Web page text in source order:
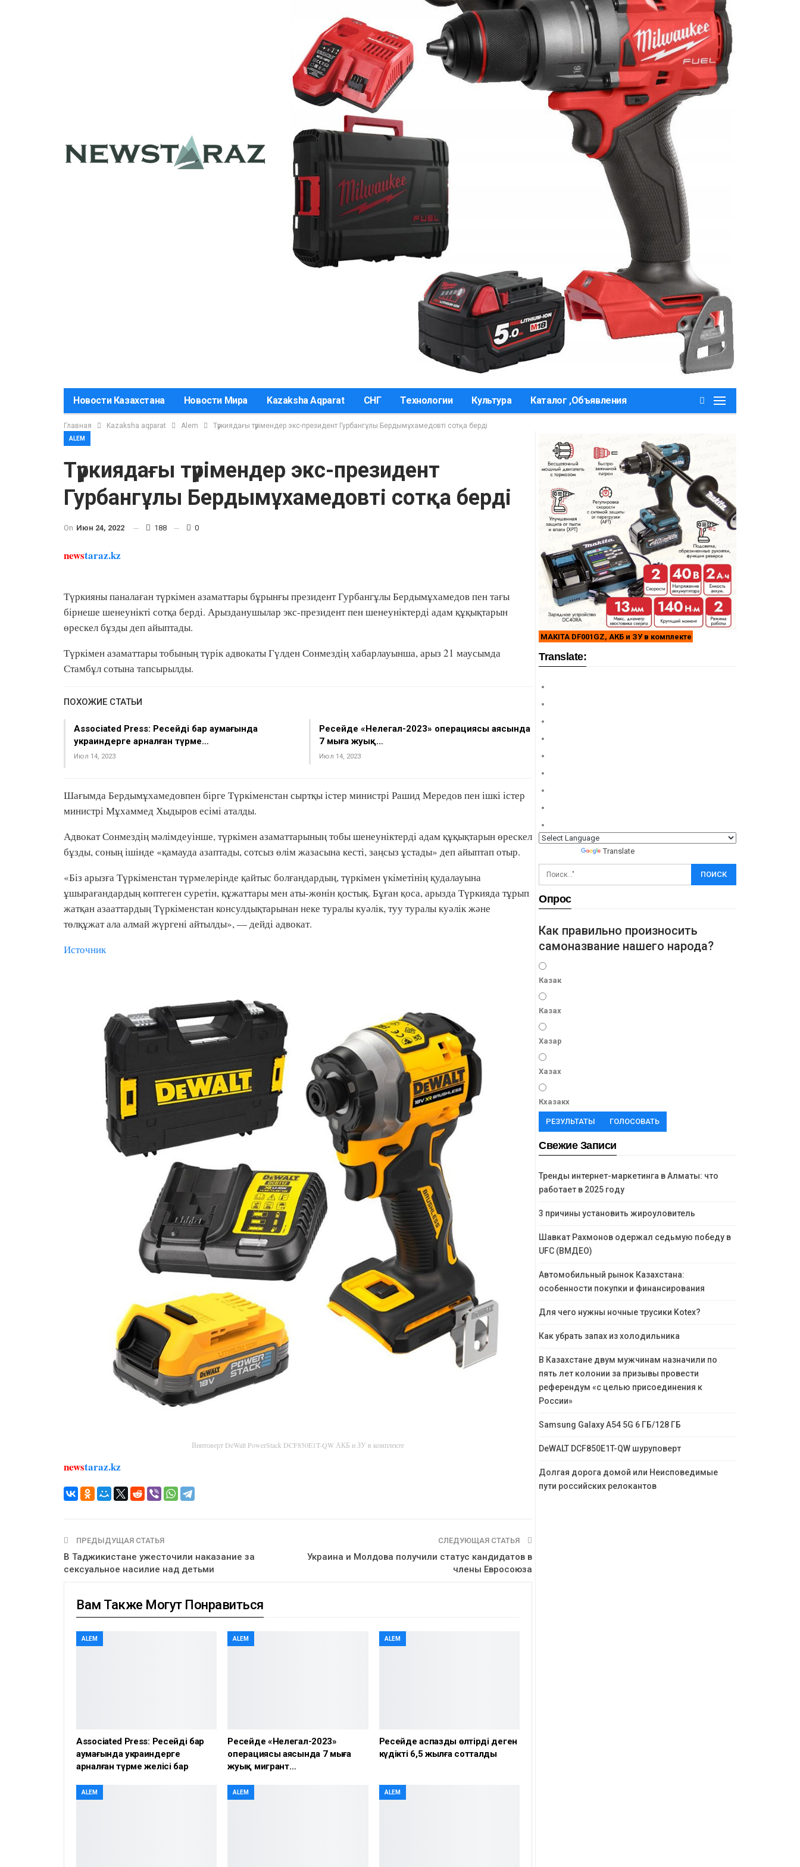
Новости Казахстана Новости Мира Kazaksha Aqparat СНГ Технологии Культура Каталог ,Объявления
Главная Kazaksha aqparat Alem Түркиядағы түрімендер экс-президент Гурбангұлы Бердымұхамедовті сотқа берді
ALEM
Түркиядағы түрімендер экс-президент
Гурбангұлы Бердымұхамедовті сотқа берді
On Июн 24, 2022 188 0
newstaraz.kz
Түркияны паналаған түркімен азаматтары бұрынғы президент Гурбангұлы Бердымұхамедов пен тағы
бірнеше шенеунікті сотқа берді. Арызданушылар экс-президент пен шенеуніктерді адам құқықтарын
өрескел бұзды деп айыптады.
Түркімен азаматтары тобының түрік адвокаты Гүлден Сонмездің хабарлауынша, арыз 21 маусымда
Стамбұл сотына тапсырылды.
ПОХОЖИЕ СТАТЬИ
Associated Press: Ресейдің бар аумағында
украиндерге арналған түрме…
Июл 14, 2023
Ресейде «Нелегал-2023» операциясы аясында
7 мыңға жуық…
Июл 14, 2023
Шағымда Бердымұхамедовпен бірге Түркіменстан сыртқы істер министрі Рашид Мередов пен ішкі істер
министрі Мұхаммед Хыдыров есімі аталды.
Адвокат Сонмездің мәлімдеуінше, түркімен азаматтарының тобы шенеуніктерді адам құқықтарын өрескел
бұзды, соның ішінде «қамауда азаптады, сотсыз өлім жазасына кесті, заңсыз ұстады» деп айыптап отыр.
«Біз арызға Түркіменстан түрмелерінде қайтыс болғандардың, түркімен үкіметінің қудалауына
ұшырағандардың көптеген суретін, құжаттары мен аты-жөнін қостық. Бұған қоса, арызда Түркияда тұрып
жатқан азааттардың Түркіменстан консулдықтарынан неке туралы куәлік, туу туралы куәлік және
төлқұжат ала алмай жүргені айтылды», — дейді адвокат.
Источник
Винтоверт DeWalt PowerStack DCF850E1T-QW АКБ и ЗУ в комплекте
newstaraz.kz
ПРЕДЫДУЩАЯ СТАТЬЯ
В Таджикистане ужесточили наказание за
сексуальное насилие над детьми
СЛЕДУЮЩАЯ СТАТЬЯ
Украина и Молдова получили статус кандидатов в
члены Евросоюза
Вам Также Могут Понравиться
ALEM
Associated Press: Ресейдің бар
аумағында украиндерге
арналған түрме желісі бар
ALEM
Ресейде «Нелегал-2023»
операциясы аясында 7 мыңға
жуық мигрант…
ALEM
Ресейде аспазды өлтірді деген
күдікті 6,5 жылға сотталды
ALEM ALEM ALEM
MAKITA DF001GZ, АКБ и ЗУ в комплекте
Translate:
Translate
Опрос
Как правильно произносить
самоназвание нашего народа?
Казак
Казах
Хазар
Хазах
Кхазакх
РЕЗУЛЬТАТЫ ГОЛОСОВАТЬ
Свежие Записи
Тренды интернет-маркетинга в Алматы: что
работает в 2025 году
3 причины установить жироуловитель
Шавкат Рахмонов одержал седьмую победу в
UFC (ВМДЕО)
Автомобильный рынок Казахстана:
особенности покупки и финансирования
Для чего нужны ночные трусики Kotex?
Как убрать запах из холодильника
В Казахстане двум мужчинам назначили по
пять лет колонии за призывы провести
референдум «с целью присоединения к
России»
Samsung Galaxy A54 5G 6 ГБ/128 ГБ
DeWALT DCF850E1T-QW шуруповерт
Долгая дорога домой или Неисповедимые
пути российских релокантов